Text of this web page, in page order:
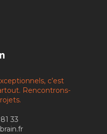
c’est
Rencontrons-
33
IA COMMERCIALE
RECRUTEMENT